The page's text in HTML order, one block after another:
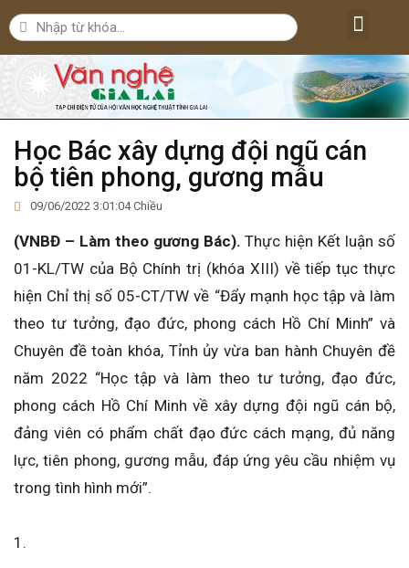
Học Bác xây dựng đội ngũ cán
bộ tiên phong, gương mẫu
09/06/2022 3:01:04 Chiều
(VNBĐ – Làm theo gương Bác). Thực hiện Kết luận số
01-KL/TW của Bộ Chính trị (khóa XIII) về tiếp tục thực
hiện Chỉ thị số 05-CT/TW về “Đẩy mạnh học tập và làm
theo tư tưởng, đạo đức, phong cách Hồ Chí Minh” và
Chuyên đề toàn khóa, Tỉnh ủy vừa ban hành Chuyên đề
năm 2022 “Học tập và làm theo tư tưởng, đạo đức,
phong cách Hồ Chí Minh về xây dựng đội ngũ cán bộ,
đảng viên có phẩm chất đạo đức cách mạng, đủ năng
lực, tiên phong, gương mẫu, đáp ứng yêu cầu nhiệm vụ
trong tình hình mới”.
1.